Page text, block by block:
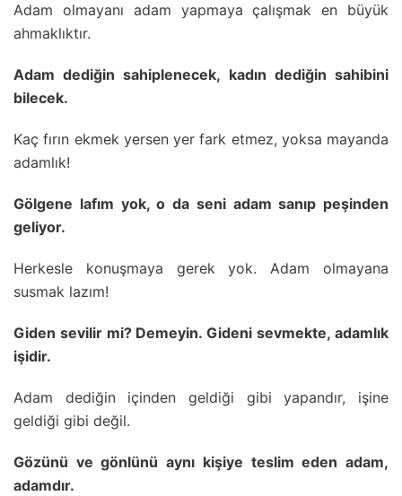
Adam olmayanı adam yapmaya çalışmak en büyük
ahmaklıktır.
Adam dediğin sahiplenecek, kadın dediğin sahibini
bilecek.
Kaç fırın ekmek yersen yer fark etmez, yoksa mayanda
adamlık!
Gölgene lafım yok, o da seni adam sanıp peşinden
geliyor.
Herkesle konuşmaya gerek yok. Adam olmayana
susmak lazım!
Giden sevilir mi? Demeyin. Gideni sevmekte, adamlık
işidir.
Adam dediğin içinden geldiği gibi yapandır, işine
geldiği gibi değil.
Gözünü ve gönlünü aynı kişiye teslim eden adam,
adamdır.